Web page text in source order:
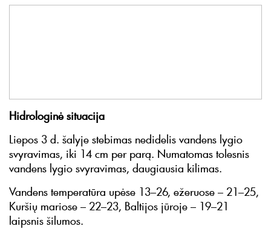
Hidrologinė situacija
Liepos 3 d. šalyje stebimas nedidelis vandens lygio
svyravimas, iki 14 cm per parą. Numatomas tolesnis
vandens lygio svyravimas, daugiausia kilimas.
Vandens temperatūra upėse 13–26, ežeruose – 21–25,
Kuršių mariose – 22–23, Baltijos jūroje – 19–21
laipsnis šilumos.